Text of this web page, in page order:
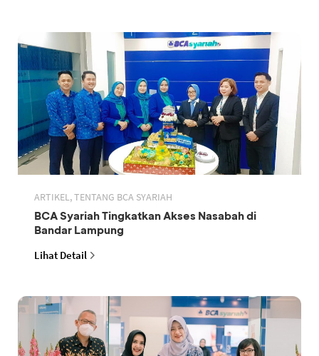
ARTIKEL, TENTANG BCA SYARIAH
BCA Syariah Tingkatkan Akses Nasabah di
Bandar Lampung
Lihat Detail